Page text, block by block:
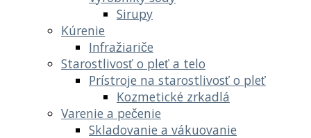
Sirupy
Kúrenie
Infražiariče
Starostlivosť o pleť a telo
Prístroje na starostlivosť o pleť
Kozmetické zrkadlá
Varenie a pečenie
Skladovanie a vákuovanie